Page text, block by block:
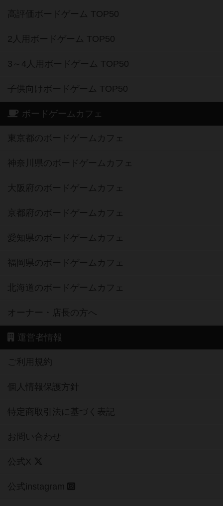
高評価ボードゲーム TOP50
2人用ボードゲーム TOP50
3～4人用ボードゲーム TOP50
子供向けボードゲーム TOP50
ボードゲームカフェ
東京都のボードゲームカフェ
神奈川県のボードゲームカフェ
大阪府のボードゲームカフェ
京都府のボードゲームカフェ
愛知県のボードゲームカフェ
福岡県のボードゲームカフェ
北海道のボードゲームカフェ
オーナー・店長の方へ
運営者情報
ご利用規約
個人情報保護方針
特定商取引法に基づく表記
お問い合わせ
公式X
公式instagram